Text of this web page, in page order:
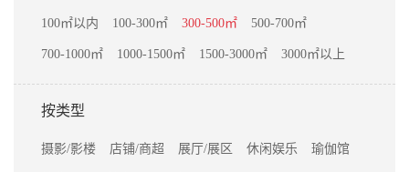
100㎡以内 100-300㎡ 300-500㎡ 500-700㎡
700-1000㎡ 1000-1500㎡ 1500-3000㎡ 3000㎡以上
按类型
摄影/影楼 店铺/商超 展厅/展区 休闲娱乐 瑜伽馆